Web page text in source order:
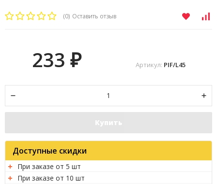
(0) Оставить отзыв
Артикул: PIF/L45
233 ₽
Купить
Доступные скидки
При заказе от 5 шт
При заказе от 10 шт